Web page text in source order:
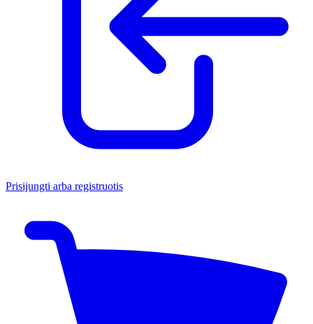
Prisijungti arba registruotis